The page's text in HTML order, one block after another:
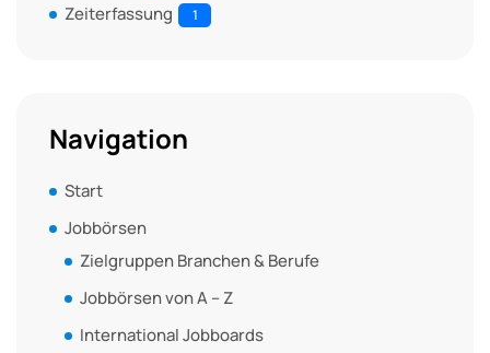
Zeiterfassung 1
Navigation
Start
Jobbörsen
Zielgruppen Branchen & Berufe
Jobbörsen von A – Z
International Jobboards